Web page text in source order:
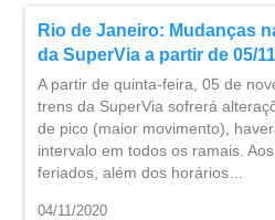
Rio de Janeiro: Mudanças
da SuperVia a partir de 05/
A partir de quinta-feira, 05 de
trens da SuperVia sofrerá
de pico (maior movimento),
intervalo em todos os ramais.
feriados, além dos horários…
04/11/2020